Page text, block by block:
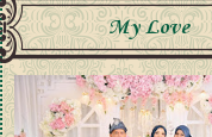
My Love